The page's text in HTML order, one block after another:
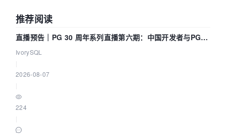
推荐阅读
直播预告｜PG 30 周年系列直播第六期：中国开发者与PG内
核——我们改得动吗？我们贡献了什么？
IvorySQL
2026-08-07
224